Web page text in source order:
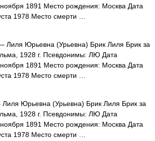
1891 Место рождения: Москва Дата
1978 Место смерти …
Лиля Юрьевна (Урьевна) Брик Лиля Брик за
1928 г. Псевдонимы: ЛЮ Дата
1891 Место рождения: Москва Дата
1978 Место смерти …
Юрьевна (Урьевна) Брик Лиля Брик за
1928 г. Псевдонимы: ЛЮ Дата
1891 Место рождения: Москва Дата
1978 Место смерти …